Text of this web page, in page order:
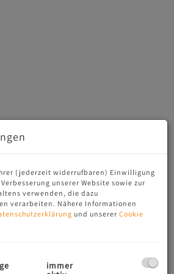
Wohnzimmer
Stadt mieten, die
(jederzeit widerrufbaren) Einwilligung
unserer Website sowie zur
verwenden, die dazu
verarbeiten. Nähere Informationen
und unserer Cookie
immer